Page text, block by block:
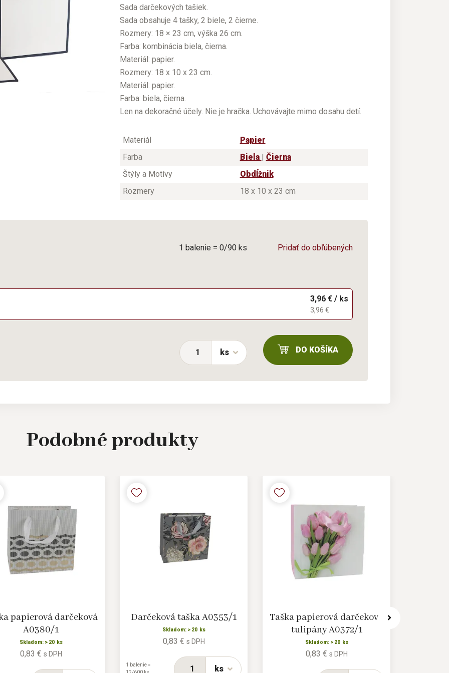
Sada darčekových tašiek.
Sada obsahuje 4 tašky, 2 biele, 2 čierne.
Rozmery: 18 × 23 cm, výška 26 cm.
Farba: kombinácia biela, čierna.
Materiál: papier.
Rozmery: 18 x 10 x 23 cm.
Materiál: papier.
Farba: biela, čierna.
Len na dekoračné účely. Nie je hračka. Uchovávajte mimo dosahu detí.
Materiál
Papier
Farba
Biela
Čierna
Štýly a Motívy
Obdĺžnik
Rozmery
18 x 10 x 23 cm
1 balenie = 0/90 ks Pridať do obľúbených
3,96 € / ks
3,96 €
ks DO KOŠÍKA
Podobnéprodukty
papierová darčeková
A0380/1
Skladom: > 20 ks
0,83 € s DPH
Darčeková taška A0353/1
Skladom: > 20 ks
0,83 € s DPH
ks
1 balenie =
Taška papierová darčeková
tulipány A0372/1
Skladom: > 20 ks
0,83 € s DPH